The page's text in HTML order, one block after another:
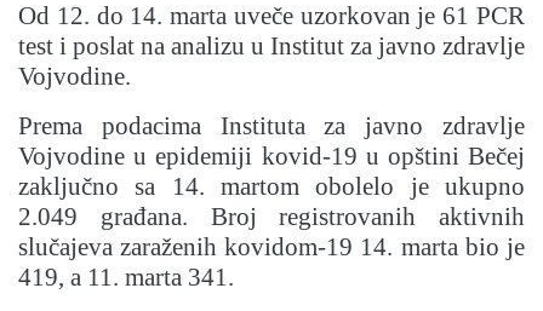
Od 12. do 14. marta uveče uzorkovan je 61 PCR
test i poslat na analizu u Institut za javno zdravlje
Vojvodine.
Prema podacima Instituta za javno zdravlje
Vojvodine u epidemiji kovid-19 u opštini Bečej
zaključno sa 14. martom obolelo je ukupno
2.049 građana. Broj registrovanih aktivnih
slučajeva zaraženih kovidom-19 14. marta bio je
419, a 11. marta 341.